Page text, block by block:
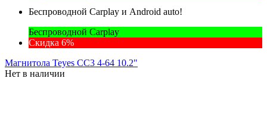
Беспроводной Carplay и Android auto!
Беспроводной Carplay
Скидка 6%
Магнитола Teyes CC3 4-64 10.2"
Нет в наличии